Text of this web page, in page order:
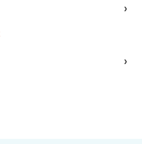
›
›